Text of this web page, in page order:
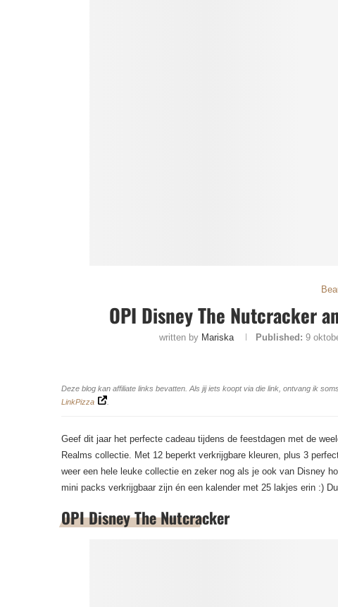
OPI Disney The Nutcracker
written by Mariska Published: 9
Deze blog kan affiliate links bevatten. Als jij iets koopt via die link, ontvang ik
LinkPizza
Geef dit jaar het perfecte cadeau tijdens de feestdagen met de
Realms collectie. Met 12 beperkt verkrijgbare kleuren, plus 3
weer een hele leuke collectie en zeker nog als je ook van Disney
mini packs verkrijgbaar zijn én een kalender met 25 lakjes erin :)
OPI Disney The Nutcracker